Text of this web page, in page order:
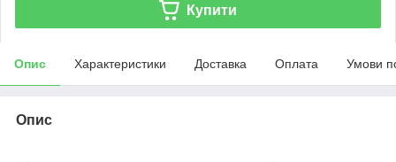
Купити
Опис Характеристики Доставка Оплата Умови
Опис